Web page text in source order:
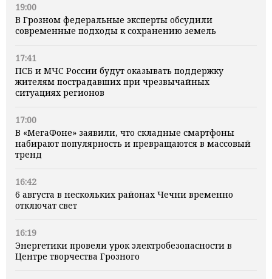
19:00
В Грозном федеральные эксперты обсудили
современные подходы к сохранению земель
17:41
ПСБ и МЧС России будут оказывать поддержку
жителям пострадавших при чрезвычайных
ситуациях регионов
17:00
В «МегаФоне» заявили, что складные смартфоны
набирают популярность и превращаются в массовый
тренд
16:42
6 августа в нескольких районах Чечни временно
отключат свет
16:19
Энергетики провели урок электробезопасности в
Центре творчества Грозного